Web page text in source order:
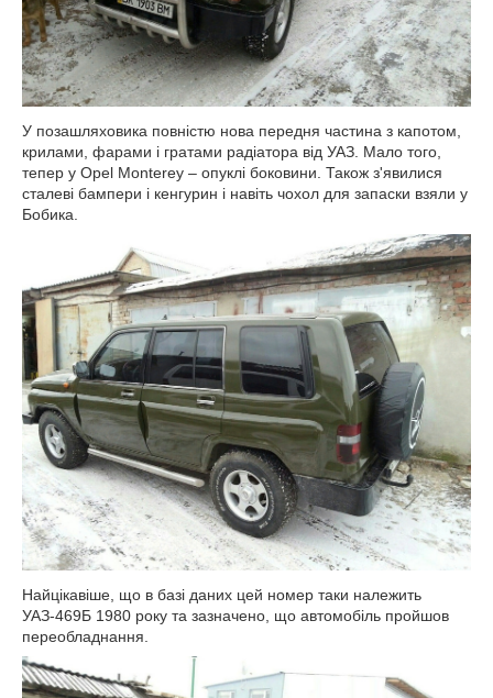
У позашляховика повністю нова передня частина з капотом,
крилами, фарами і гратами радіатора від УАЗ. Мало того,
тепер у Opel Monterey – опуклі боковини. Також з'явилися
сталеві бампери і кенгурин і навіть чохол для запаски взяли у
Бобика.
Найцікавіше, що в базі даних цей номер таки належить
УАЗ-469Б 1980 року та зазначено, що автомобіль пройшов
переобладнання.